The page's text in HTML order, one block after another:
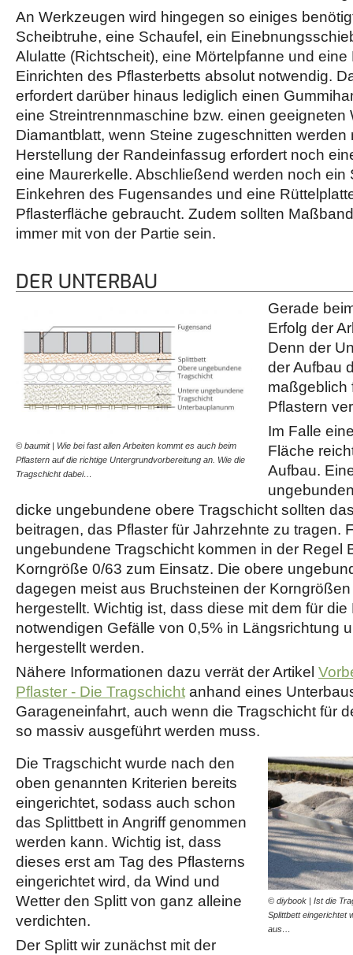
An Werkzeugen wird hingegen so einiges
Scheibtruhe, eine Schaufel, ein
Alulatte (Richtscheit), eine Mörtelpfanne und
Einrichten des Pflasterbetts absolut notwendig.
erfordert darüber hinaus lediglich einen
eine Streintrennmaschine bzw. einen geeigneten
Diamantblatt, wenn Steine zugeschnitten werden
Herstellung der Randeinfassug erfordert noch
eine Maurerkelle. Abschließend werden noch ein
Einkehren des Fugensandes und eine
Pflasterfläche gebraucht. Zudem sollten
immer mit von der Partie sein.
DER UNTERBAU
© baumit | Wie bei fast allen Arbeiten kommt es auch beim
Pflastern auf die richtige Untergrundvorbereitung an. Wie die
Tragschicht dabei…
Gerade
Erfolg der
Denn der
der Aufbau
maßgeblich
Pflastern
Im Falle
Fläche
Aufbau.
dicke ungebundene obere Tragschicht sollten
beitragen, das Pflaster für Jahrzehnte zu tragen.
ungebundene Tragschicht kommen in der Regel
Korngröße 0/63 zum Einsatz. Die obere
dagegen meist aus Bruchsteinen der
hergestellt. Wichtig ist, dass diese mit dem für
notwendigen Gefälle von 0,5% in Längsrichtung
hergestellt werden.
Nähere Informationen dazu verrät der Artikel
Pflaster - Die Tragschicht anhand eines
Garageneinfahrt, auch wenn die Tragschicht für
so massiv ausgeführt werden muss.
© diybook | Ist die
Splittbett eingerichtet
aus…
Die Tragschicht wurde nach den
oben genannten Kriterien bereits
eingerichtet, sodass auch schon
das Splittbett in Angriff genommen
werden kann. Wichtig ist, dass
dieses erst am Tag des Pflasterns
eingerichtet wird, da Wind und
Wetter den Splitt von ganz alleine
verdichten.
Der Splitt wir zunächst mit der